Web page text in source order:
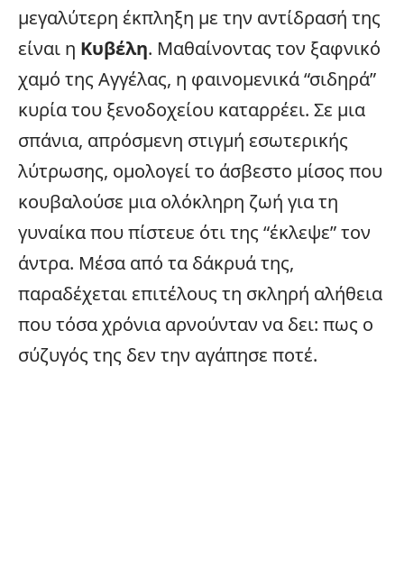
μεγαλύτερη έκπληξη με την αντίδρασή της
είναι η Κυβέλη. Μαθαίνοντας τον ξαφνικό
χαμό της Αγγέλας, η φαινομενικά “σιδηρά”
κυρία του ξενοδοχείου καταρρέει. Σε μια
σπάνια, απρόσμενη στιγμή εσωτερικής
λύτρωσης, ομολογεί το άσβεστο μίσος που
κουβαλούσε μια ολόκληρη ζωή για τη
γυναίκα που πίστευε ότι της “έκλεψε” τον
άντρα. Μέσα από τα δάκρυά της,
παραδέχεται επιτέλους τη σκληρή αλήθεια
που τόσα χρόνια αρνούνταν να δει: πως ο
σύζυγός της δεν την αγάπησε ποτέ.